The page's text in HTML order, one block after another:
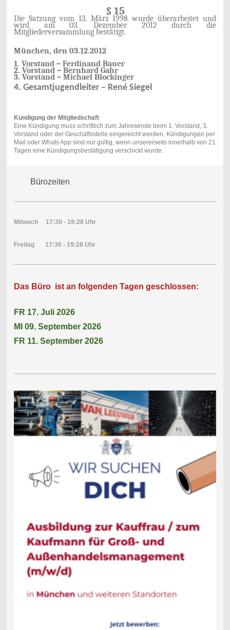
§ 15
Die Satzung vom 13. März 1998 wurde überarbeitet und
wird am 03. Dezember 2012 durch die
Mitgliederversammlung bestätigt.
München, den 03.12.2012
1. Vorstand – Ferdinand Bauer
2. Vorstand – Bernhard Gahr
3. Vorstand – Michael Blockinger
4. Gesamtjugendleiter – René Siegel
Kündigung der Mitgliedschaft
Eine Kündigung muss schriftlich zum Jahresende beim 1. Vorstand, 3.
Vorstand oder der Geschäftsstelle eingereicht werden. Kündigungen per
Mail oder Whats App sind nur gültig, wenn unsererseits innerhalb von 21
Tagen eine Kündigungsbestätigung verschickt wurde.
Bürozeiten
Mitwoch 17:30 - 19:28 Uhr
Freitag 17:30 - 19:28 Uhr
Das Büro ist an folgenden Tagen geschlossen:
FR 17. Juli 2026
MI 09. September 2026
FR 11. September 2026